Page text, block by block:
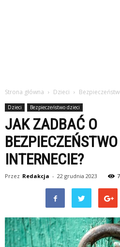
Strona główna Dzieci
Dzieci Bezpieczeństwo dzieci
JAK ZADBAĆ O
INTERNECIE?
Przez Redakcja - 22 grudnia 2023